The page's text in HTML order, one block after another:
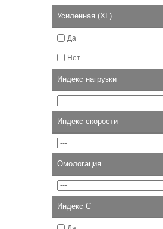
Усиленная (XL)
Да
Нет
Индекс нагрузки
Индекс скорости
Омологация
Индекс С